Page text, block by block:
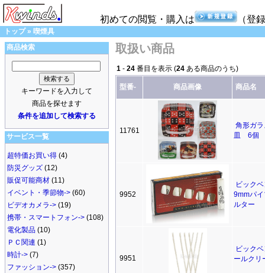
初めての閲覧・購入は （登
トップ» 喫煙具
商品検索
キーワードを入力して
商品を探せます
条件を追加して検索する
サービス一覧
超特価お買い得 (4)
防災グッズ (12)
販促可能商材 (11)
イベント・季節物-> (60)
ビデオカメラ-> (19)
携帯・スマートフォン-> (108)
電化製品 (10)
ＰＣ関連 (1)
時計-> (7)
ファッション-> (357)
取扱い商品
1 - 24 番目を表示 (24 ある商品のうち)
型番- 商品画像 商品名
11761
角形ガ
皿 6個
9952
ビック
9mmパ
ルター
9951
ビック
ールク